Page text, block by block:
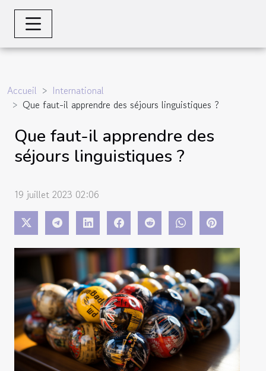
Accueil
International
Que faut-il apprendre des séjours linguistiques ?
Que faut-il apprendre des
séjours linguistiques ?
19 juillet 2023 02:06